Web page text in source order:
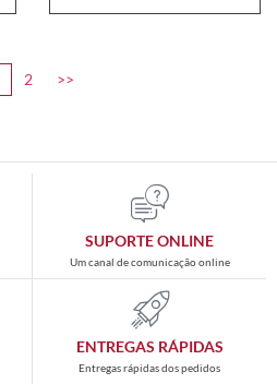
2 >>
SUPORTE ONLINE
Um canal de comunicação online
ENTREGAS RÁPIDAS
Entregas rápidas dos pedidos